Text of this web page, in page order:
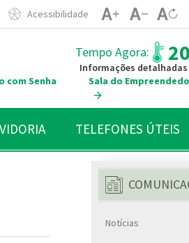
Acessibilidade
Tempo Agora:
Informações detalhadas
com Senha
Sala do
TELEFONES ÚTEIS
Notícias